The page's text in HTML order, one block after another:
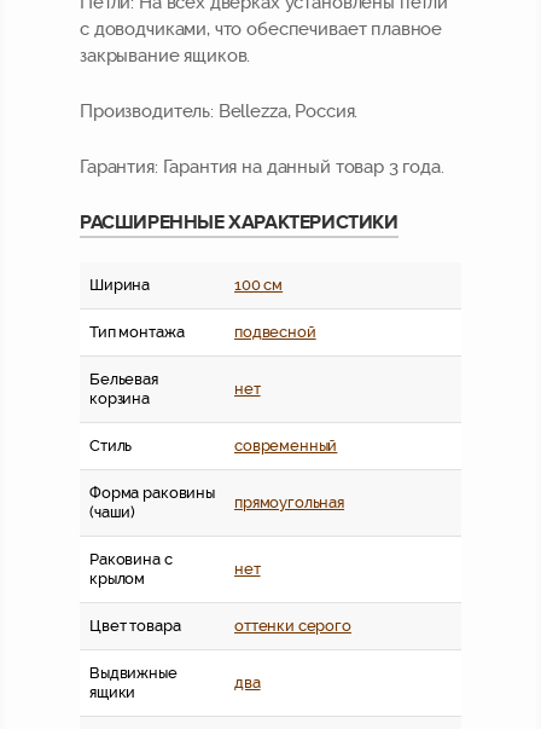
с доводчиками, что обеспечивает плавное
закрывание ящиков.
Производитель: Bellezza, Россия.
Гарантия: Гарантия на данный товар 3 года.
РАСШИРЕННЫЕ ХАРАКТЕРИСТИКИ
Ширина 100 см
Тип монтажа подвесной
Бельевая
корзина
нет
Стиль современный
Форма раковины
(чаши)
прямоугольная
Раковина с
крылом
нет
Цвет товара оттенки серого
Выдвижные
ящики
два